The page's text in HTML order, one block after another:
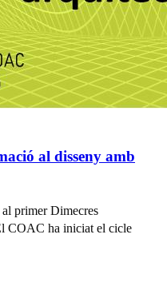
al disseny amb
primer Dimecres
COAC ha iniciat el cicle